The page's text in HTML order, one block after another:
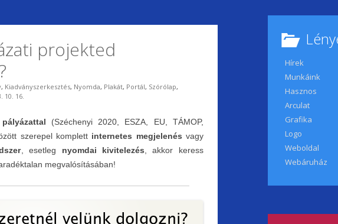
projekted
, Kiadványszerkesztés, Nyomda, Plakát, Portál, Szórólap,
10. 16.
pályázattal (Széchenyi 2020, ESZA, EU, TÁMOP,
szerepel komplett internetes megjelenés vagy
, esetleg nyomdai kivitelezés , akkor keress
megvalósításában!
Hírek
Munkáink
Hasznos
Arculat
Grafika
Logo
Weboldal
Webáruház